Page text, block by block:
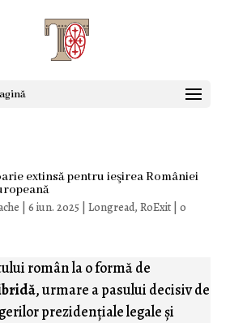
extinsă pentru ieşirea României
6 iun. 2025| Longread, RoExit| 0
român la o formă de
, urmare a pasului decisiv de
prezidenţiale legale şi